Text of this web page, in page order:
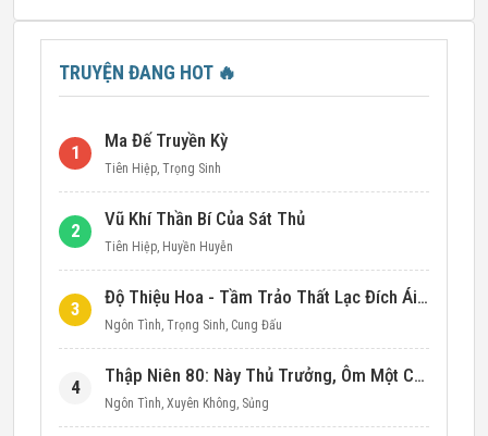
TRUYỆN ĐANG HOT 🔥
1
Ma Đế Truyền Kỳ
Tiên Hiệp, Trọng Sinh
2
Vũ Khí Thần Bí Của Sát Thủ
Tiên Hiệp, Huyền Huyễn
3
Độ Thiệu Hoa - Tầm Trảo Thất Lạc Đích Ái Tình
Ngôn Tình, Trọng Sinh, Cung Đấu
4
Thập Niên 80: Này Thủ Trưởng, Ôm Một Cái Đi!
Ngôn Tình, Xuyên Không, Sủng